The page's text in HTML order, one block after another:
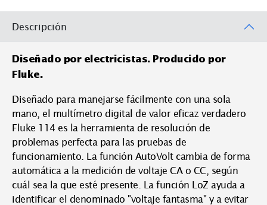
Descripción
Diseñado por electricistas. Producido por
Fluke.
Diseñado para manejarse fácilmente con una sola
mano, el multímetro digital de valor eficaz verdadero
Fluke 114 es la herramienta de resolución de
problemas perfecta para las pruebas de
funcionamiento. La función AutoVolt cambia de forma
automática a la medición de voltaje CA o CC, según
cuál sea la que esté presente. La función LoZ ayuda a
identificar el denominado "voltaje fantasma" y a evitar